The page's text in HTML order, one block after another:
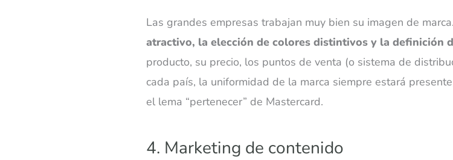
Las grandes empresas trabajan muy bien su imagen de
atractivo, la elección de colores distintivos y la definición
producto, su precio, los puntos de venta (o sistema de
cada país, la uniformidad de la marca siempre estará
el lema “pertenecer” de Mastercard.
4. Marketing de contenido